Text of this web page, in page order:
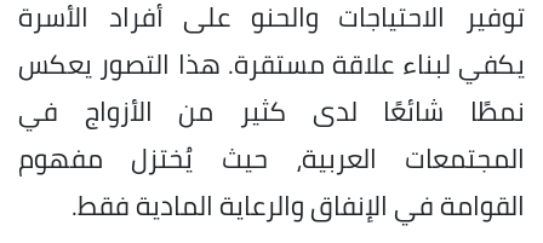
توفير الاحتياجات والحنو على أفراد الأسرة
يكفي لبناء علاقة مستقرة. هذا التصور يعكس
نمطًا شائعًا لدى كثير من الأزواج في
المجتمعات العربية، حيث يُختزل مفهوم
القوامة في الإنفاق والرعاية المادية فقط.